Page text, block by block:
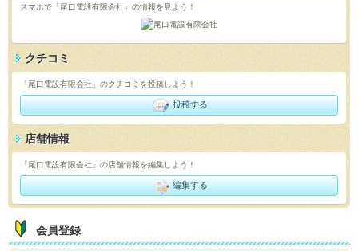
スマホで「尾口電設有限会社」の情報を見よう！
クチコミ
「尾口電設有限会社」のクチコミを投稿しよう！
投稿する
店舗情報
「尾口電設有限会社」の店舗情報を編集しよう！
編集する
会員登録